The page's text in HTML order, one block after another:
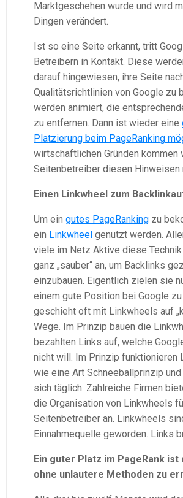
Marktgeschehen wurde und wird
Dingen verändert.
Ist so eine Seite erkannt, tritt
Betreibern in Kontakt. Diese
darauf hingewiesen, ihre Seite
Qualitätsrichtlinien von Google zu
werden animiert, die
zu entfernen. Dann ist wieder eine
Platzierung beim PageRanking
wirtschaftlichen Gründen kommen
Seitenbetreiber diesen Hinweisen
Einen Linkwheel zum
Um ein gutes PageRanking zu
ein Linkwheel genutzt werden.
viele im Netz Aktive diese Technik
ganz „sauber“ an, um Backlinks
einzubauen. Eigentlich zielen sie
einem gute Position bei Google
geschieht oft mit Linkwheels auf
Wege. Im Prinzip bauen die
bezahlten Links auf, welche
nicht will. Im Prinzip funktionieren
wie eine Art Schneeballprinzip
sich täglich. Zahlreiche Firmen
die Organisation von Linkwheels
Seitenbetreiber an. Linkwheels
Einnahmequelle geworden. Links
Ein guter Platz im PageRank ist
ohne unlautere Methoden zu